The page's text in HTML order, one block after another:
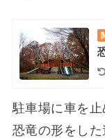
駐車場に車を
恐竜の形をした